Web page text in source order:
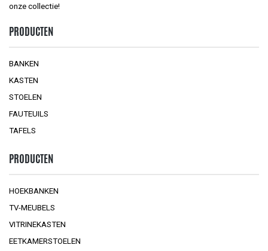
onze collectie!
PRODUCTEN
BANKEN
KASTEN
STOELEN
FAUTEUILS
TAFELS
PRODUCTEN
HOEKBANKEN
TV-MEUBELS
VITRINEKASTEN
EETKAMERSTOELEN